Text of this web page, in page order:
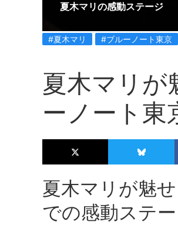
夏木マリの感動ステージ
#夏木マリ #ブルーノート東京
夏木マリが
ーノート東
夏木マリが魅
での感動ステ